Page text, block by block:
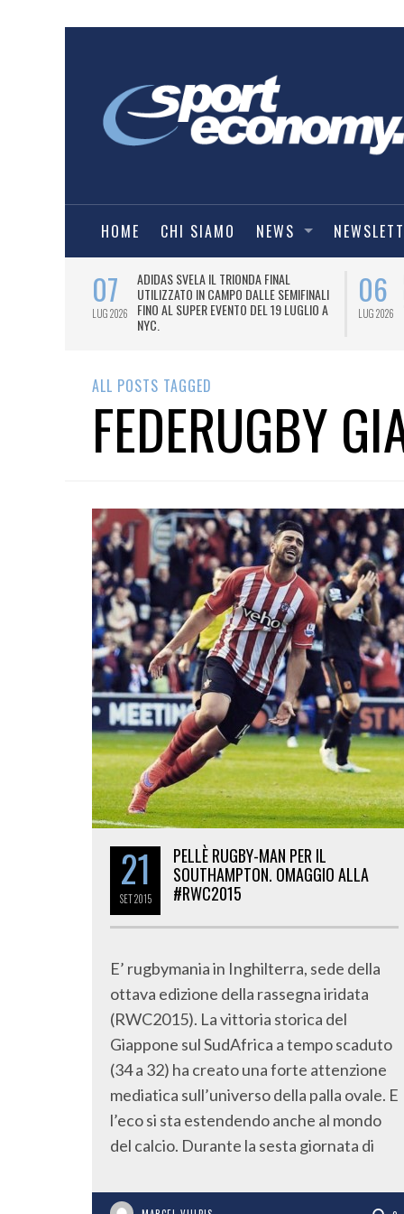
HOME CHI SIAMO NEWS
07
LUG 2026
ADIDAS SVELA IL TRIONDA FINAL
UTILIZZATO IN CAMPO DALLE SEMIFINALI
FINO AL SUPER EVENTO DEL 19 LUGLIO A
NYC.
06
LUG 2026
ALL POSTS TAGGED
FEDERUGBY
21
SET2015
PELLÈ RUGBY-MAN PER IL
SOUTHAMPTON. OMAGGIO ALLA
#RWC2015
E’ rugbymania in Inghilterra, sede della
ottava edizione della rassegna iridata
(RWC2015). La vittoria storica del
Giappone sul SudAfrica a tempo scaduto
(34 a 32) ha creato una forte attenzione
mediatica sull’universo della palla ovale. E
l’eco si sta estendendo anche al mondo
del calcio. Durante la sesta giornata di